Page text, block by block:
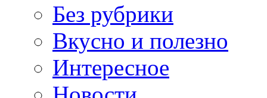
Без рубрики
Вкусно и полезно
Интересное